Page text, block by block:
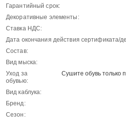
Гарантийный срок:
Декоративные элементы:
Ставка НДС:
Дата окончания действия сертификата/
Состав:
Вид мыска:
Уход за
обувью:
Сушите обувь только
Вид каблука:
Бренд:
Сезон: